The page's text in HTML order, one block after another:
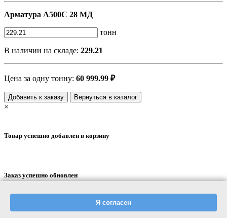
Арматура А500С 28 МД
тонн
В наличии на складе: 229.21
Цена за одну тонну: 60 999.99 ₽
Добавить к заказу Вернуться в каталог
×
Товар успешно добавлен в корзину
Заказ успешно обновлен
О компании
Вопросы и ответы
Я согласен